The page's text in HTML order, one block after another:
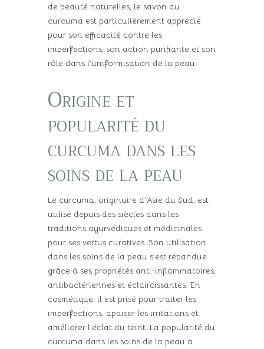
de beauté naturelles, le savon au
curcuma est particulièrement apprécié
pour son efficacité contre les
imperfections, son action purifiante et son
rôle dans l’uniformisation de la peau.
Origine et
popularité du
curcuma dans les
soins de la peau
Le curcuma, originaire d’Asie du Sud, est
utilisé depuis des siècles dans les
traditions ayurvédiques et médicinales
pour ses vertus curatives. Son utilisation
dans les soins de la peau s’est répandue
grâce à ses propriétés anti-inflammatoires,
antibactériennes et éclaircissantes. En
cosmétique, il est prisé pour traiter les
imperfections, apaiser les irritations et
améliorer l’éclat du teint. La popularité du
curcuma dans les soins de la peau a